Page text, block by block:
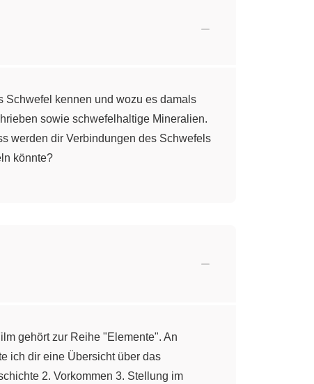
Schwefel kennen und wozu es damals
sowie schwefelhaltige Mineralien.
werden dir Verbindungen des Schwefels
könnte?
gehört zur Reihe "Elemente". An
ich dir eine Übersicht über das
2. Vorkommen 3. Stellung im